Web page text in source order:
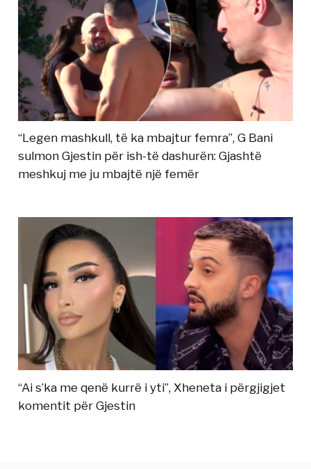
“Legen mashkull, të ka mbajtur femra”, G Bani
sulmon Gjestin për ish-të dashurën: Gjashtë
meshkuj me ju mbajtë një femër
“Ai s’ka me qenë kurrë i yti”, Xheneta i përgjigjet
komentit për Gjestin